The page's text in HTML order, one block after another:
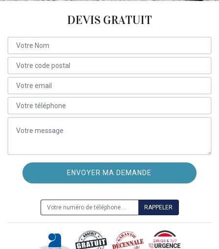
DEVIS GRATUIT